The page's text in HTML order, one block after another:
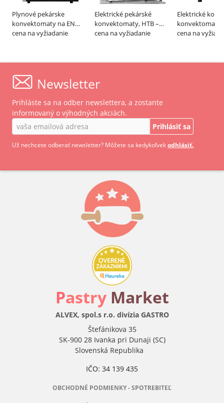
Plynové pekárske
konvektomaty na EN
60x40 cm, línia ST BAKERY
cena na vyžiadanie
Elektrické pekárské
konvektomaty, HTB –
FINES
cena na vyžiadanie
Elektrické
konvektomaty
línia ST
cena na
Newsletter
Prihláste sa na odber newslettera, a zostante
informovaný o výhodných akciách.
Prihlásiť sa
Už nechcete odberať newsletter? Môžete sa kedykoľvekodhlásiť.
Pastry Market
ALVEX, spol.s r.o. divízia GASTRO
Štefánikova 35
SK-900 28 Ivanka pri Dunaji (SC)
Slovenská Republika
IČO: 34 139 435
OBCHODNÉ PODMIENKY - SPOTREBITEĽ